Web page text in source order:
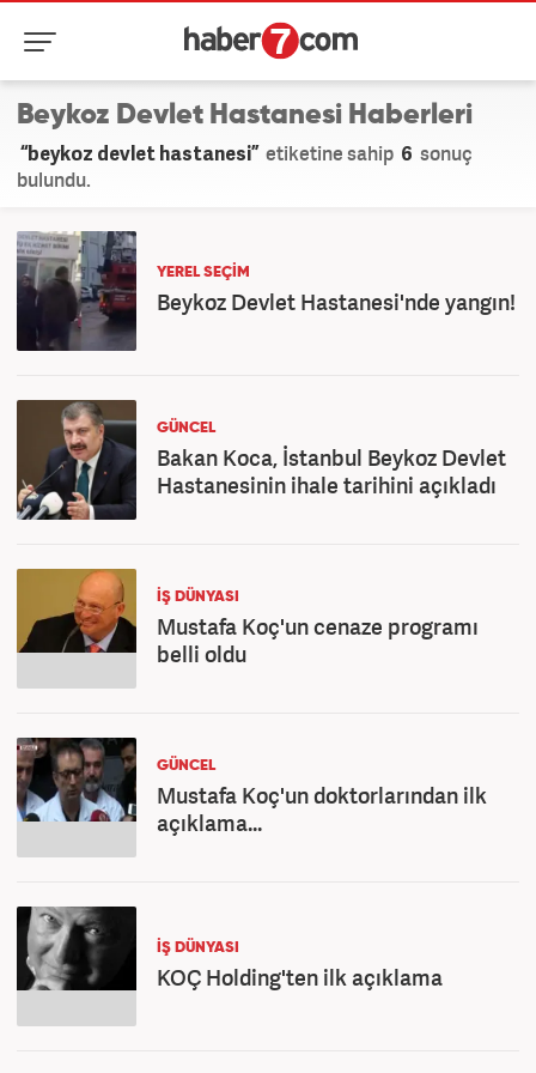
Beykoz Devlet Hastanesi Haberleri
“beykoz devlet hastanesi” etiketine sahip 6 sonuç
bulundu.
YEREL SEÇİM
Beykoz Devlet Hastanesi'nde yangın!
GÜNCEL
Bakan Koca, İstanbul Beykoz Devlet
Hastanesinin ihale tarihini açıkladı
İŞ DÜNYASI
Mustafa Koç'un cenaze programı
belli oldu
GÜNCEL
Mustafa Koç'un doktorlarından ilk
açıklama...
İŞ DÜNYASI
KOÇ Holding'ten ilk açıklama